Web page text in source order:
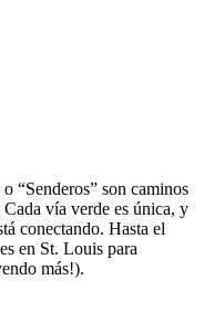
“Senderos” son caminos
vía verde es única, y
conectando. Hasta el
en St. Louis para
más!).